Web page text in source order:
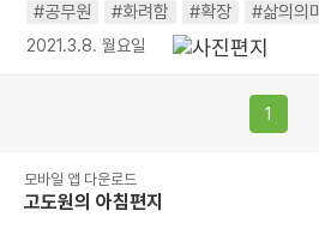
#공무원
#화려함 #확장 #삶의의미
2021.3.8. 월요일
1
모바일 앱 다운로드
고도원의 아침편지